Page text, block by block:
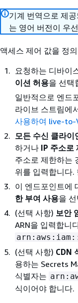
기계 번역으로 제
는 영어 버전이 우
액세스 제어 값을 정
요청하는 디바이
이션 허용을 선택
일반적으로 엔드
라이브 스트림에
사용하여 live-to-
모든 수신 클라이
하거나 IP 주소로
주소로 제한하는
위를 입력합니다.
이 엔드포인트에
한 부여 사용을
(선택 사항) 보안
ARN을 입력합니
(선택 사항) CDN
용하는 Secrets
식별자는
식이어야 합니다.